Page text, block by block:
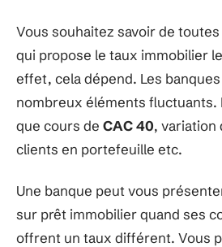
Vous souhaitez savoir de
qui propose le taux immobilier
effet, cela dépend. Les
nombreux éléments fluctuants.
que cours de CAC 40, variation
clients en portefeuille etc.
Une banque peut vous
sur prêt immobilier quand ses
offrent un taux différent. Vous